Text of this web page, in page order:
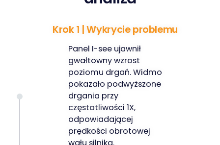
Krok 1 | Wykrycie problemu
Panel I-see ujawnił
gwałtowny wzrost
poziomu drgań. Widmo
pokazało podwyższone
drgania przy
częstotliwości 1X,
odpowiadającej
prędkości obrotowej